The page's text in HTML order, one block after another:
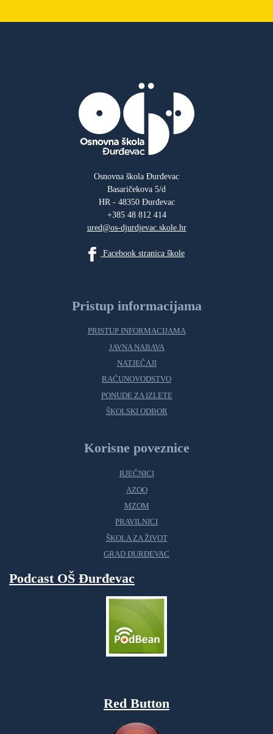
Osnovna škola Đurđevac
Basaričekova 5/d
HR - 48350 Đurđevac
+385 48 812 414
ured@os-djurdjevac.skole.hr
Facebook stranica škole
Pristup informacijama
PRISTUP INFORMACIJAMA
JAVNA NABAVA
NATJEČAJI
RAČUNOVODSTVO
PONUDE ZA IZLETE
ŠKOLSKI ODBOR
Korisne poveznice
RJEČNICI
AZOO
MZOM
PRAVILNICI
ŠKOLA ZA ŽIVOT
GRAD ĐURĐEVAC
Podcast OŠ Đurđevac
Red Button